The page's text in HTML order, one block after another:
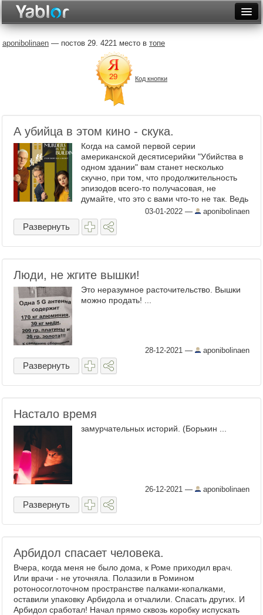
Неделя
Месяц
Рейтинги
Архив
Фототоп
Видеотоп
aponibolinaen — постов 29. 4221 место в топе
Код кнопки
А убийца в этом кино - скука.
Когда на самой первой серии
американской десятисерийки "Убийства в
одном здании" вам станет несколько
скучно, при том, что продолжительность
эпизодов всего-то получасовая, не
думайте, что это с вами что-то не так. Ведь
интернет полон хвалебных отзывов о
сериале! Нет, с вами всё так. Это ...
03-01-2022 — aponibolinaen
Развернуть
Люди, не жгите вышки!
Это неразумное расточительство. Вышки
можно продать! ...
28-12-2021 — aponibolinaen
Развернуть
Настало время
замурчательных историй. (Борькин ...
26-12-2021 — aponibolinaen
Развернуть
Арбидол спасает человека.
Вчера, когда меня не было дома, к Роме приходил врач.
Или врачи - не уточняла. Полазили в Ромином
ротоносоглоточном пространстве палками-копалками,
оставили упаковку Арбидола и отчалили. Спасать других. И
Арбидол сработал! Начал прямо сквозь коробку испускать